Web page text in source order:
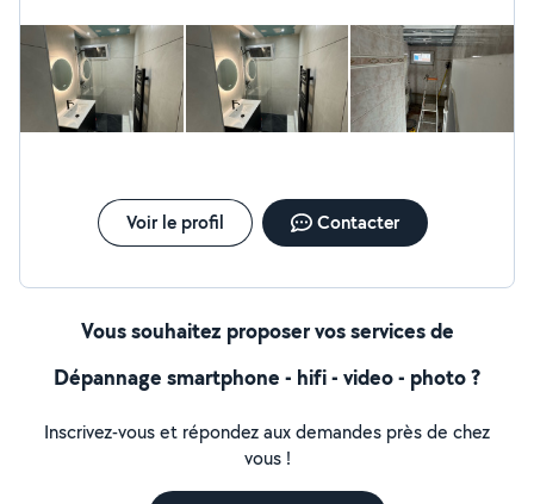
terrassement. Évidemment montage de meuble cuisine
luminaires. Fabrication de claustra bois. Pose baie
coulissante et fenêtre volet roulant. Je travail en
collaboration avec d'autres artisans! Etc... Pour toute
demande n'hésitez pas. Reponse rapide.
Voir le profil Contacter
Vous souhaitez proposer vos services de
Dépannage smartphone - hifi - video - photo ?
Inscrivez-vous et répondez aux demandes près de chez
vous !